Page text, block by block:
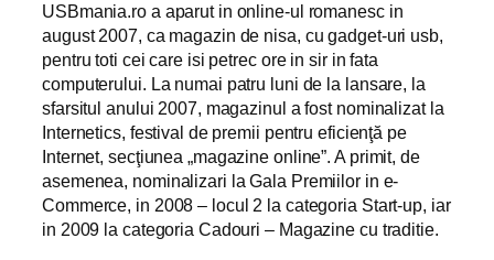
USBmania.ro a aparut in online-ul romanesc in
august 2007, ca magazin de nisa, cu gadget-uri usb,
pentru toti cei care isi petrec ore in sir in fata
computerului. La numai patru luni de la lansare, la
sfarsitul anului 2007, magazinul a fost nominalizat la
Internetics, festival de premii pentru eficienţă pe
Internet, secţiunea „magazine online”. A primit, de
asemenea, nominalizari la Gala Premiilor in e-
Commerce, in 2008 – locul 2 la categoria Start-up, iar
in 2009 la categoria Cadouri – Magazine cu traditie.